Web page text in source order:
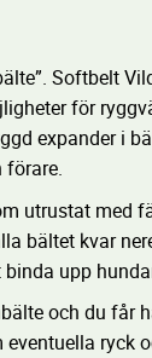
Softbelt
för
expander i
förare.
utrustat med
bältet kvar
upp
och du får
ryck